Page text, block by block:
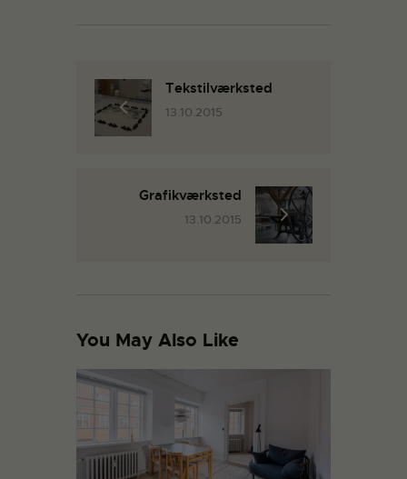
Tekstilværksted
13.10.2015
Grafikværksted
13.10.2015
You May Also Like